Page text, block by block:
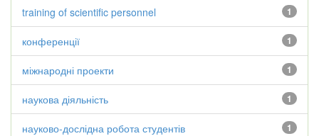
1
training of scientific personnel
1
конференції
1
міжнародні проекти
1
наукова діяльність
1
науково-дослідна робота студентів